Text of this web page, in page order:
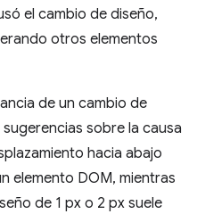
el cambio de diseño,
otros elementos
de un cambio de
sobre la causa
hacia abajo
elemento DOM, mientras
de 1 px o 2 px suele